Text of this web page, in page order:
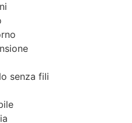
senza fili